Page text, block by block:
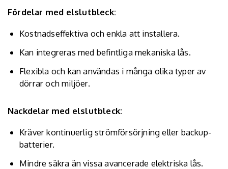
Fördelar med elslutbleck:
Kostnadseffektiva och enkla att installera.
Kan integreras med befintliga mekaniska lås.
Flexibla och kan användas i många olika typer av
dörrar och miljöer.
Nackdelar med elslutbleck:
Kräver kontinuerlig strömförsörjning eller backup-
batterier.
Mindre säkra än vissa avancerade elektriska lås.